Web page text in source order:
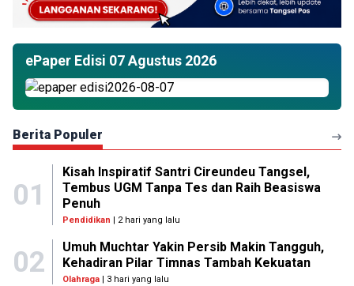
ePaper Edisi 07 Agustus 2026
Berita Populer
01
Kisah Inspiratif Santri Cireundeu Tangsel,
Tembus UGM Tanpa Tes dan Raih Beasiswa
Penuh
Pendidikan | 2 hari yang lalu
02
Umuh Muchtar Yakin Persib Makin Tangguh,
Kehadiran Pilar Timnas Tambah Kekuatan
Olahraga| 3 hari yang lalu